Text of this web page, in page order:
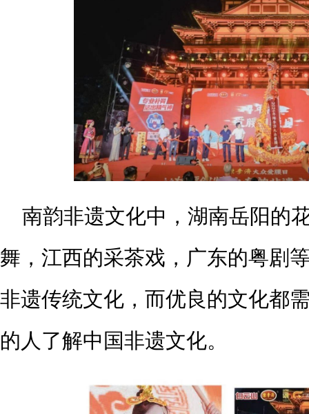
南韵非遗文化中，湖南岳阳的
舞，江西的采茶戏，广东的粤剧
非遗传统文化，而优良的文化都
的人了解中国非遗文化。